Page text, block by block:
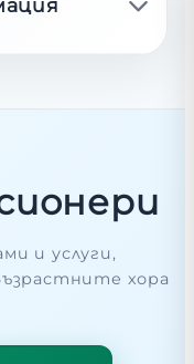
и услуги,
хора